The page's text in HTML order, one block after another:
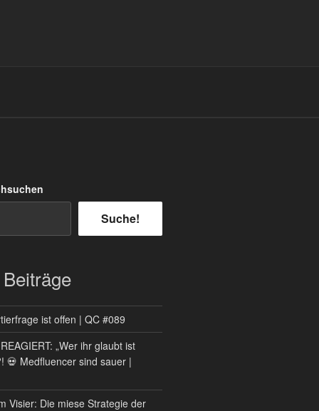
Suche!
ist offen | QC #089
„Wer ihr glaubt ist
💀 Medfluencer sind sauer |
Visier: Die miese Strategie der